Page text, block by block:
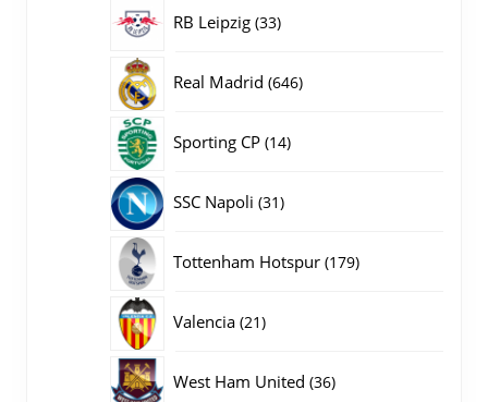
RB Leipzig 3333
Real Madrid 646646
Sporting CP 1414
SSC Napoli 3131
Tottenham Hotspur 179179
Valencia 2121
West Ham United 3636